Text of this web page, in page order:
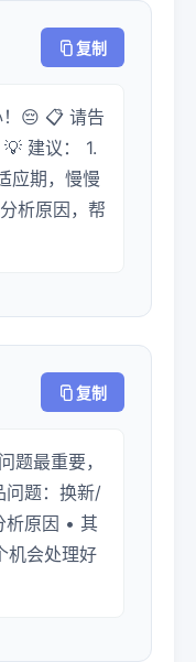
复制
😔 📋 请告
建议： 1.
应期，慢慢
析原因，帮
复制
题最重要，
问题：换新/
析原因 • 其
机会处理好